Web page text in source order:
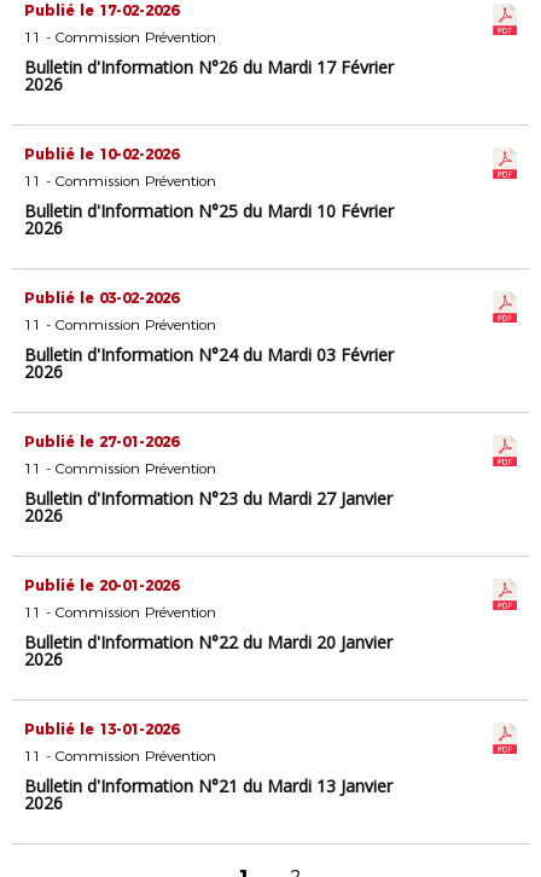
Publié le 17-02-2026
11 - Commission Prévention
Bulletin d'Information N°26 du Mardi 17 Février
2026
Publié le 10-02-2026
11 - Commission Prévention
Bulletin d'Information N°25 du Mardi 10 Février
2026
Publié le 03-02-2026
11 - Commission Prévention
Bulletin d'Information N°24 du Mardi 03 Février
2026
Publié le 27-01-2026
11 - Commission Prévention
Bulletin d'Information N°23 du Mardi 27 Janvier
2026
Publié le 20-01-2026
11 - Commission Prévention
Bulletin d'Information N°22 du Mardi 20 Janvier
2026
Publié le 13-01-2026
11 - Commission Prévention
Bulletin d'Information N°21 du Mardi 13 Janvier
2026